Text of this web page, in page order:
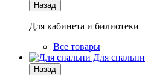
Назад
Для кабинета и билиотеки
Все товары
Для спальни
Назад